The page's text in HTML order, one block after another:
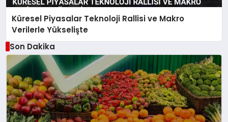
Küresel Piyasalar Teknoloji Rallisi ve Makro
Verilerle Yükselişte
Son Dakika